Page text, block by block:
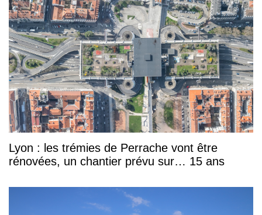
Lyon : les trémies de Perrache vont être
rénovées, un chantier prévu sur… 15 ans